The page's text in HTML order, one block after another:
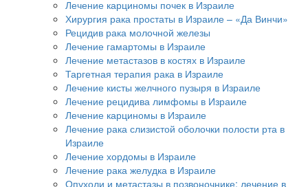
Лечение карциномы почек в Израиле
Хирургия рака простаты в Израиле – «Да Винчи»
Рецидив рака молочной железы
Лечение гамартомы в Израиле
Лечение метастазов в костях в Израиле
Таргетная терапия рака в Израиле
Лечение кисты желчного пузыря в Израиле
Лечение рецидива лимфомы в Израиле
Лечение карциномы в Израиле
Лечение рака слизистой оболочки полости рта в
Израиле
Лечение хордомы в Израиле
Лечение рака желудка в Израиле
Опухоли и метастазы в позвоночнике: лечение в